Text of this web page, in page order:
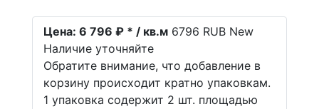
Цена: 6 796 ₽ * / кв.м 6796 RUB New
Наличие уточняйте
Обратите внимание, что добавление в
корзину происходит кратно упаковкам.
1 упаковка содержит 2 шт. площадью